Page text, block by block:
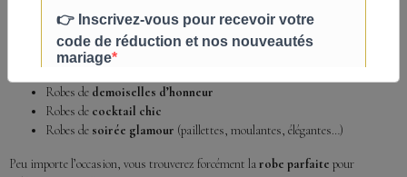
Au-delà du mariage, notre boutique propose également desrobes de soirée
européennesaurapport qualité-prix exceptionnel
Robes de demoiselles d’honneur
Robes de cocktail chic
Robes de soirée glamour (paillettes, moulantes, élégantes…)
Peu importe l’occasion, vous trouverez forcément larobe parfaite pour